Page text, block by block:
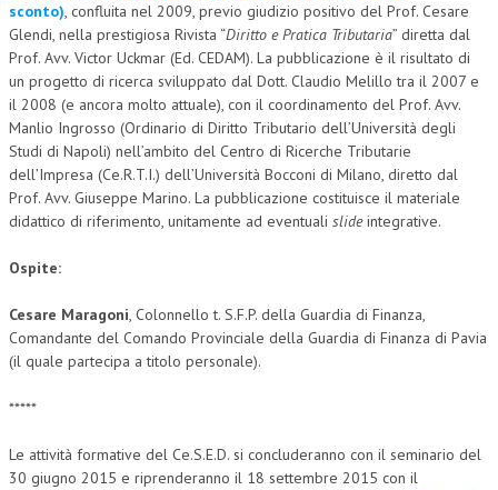
DIRITTO PENALE D’IMPRESA
DIRITTO DEL LAVORO
DIRITTO DELLE IMPRESE IN CRISI
CRIMINOLOGIA E CRIMINALISTICA
SICUREZZA SUL LAVORO
FISCALITÀ INTERNAZIONALE
CFC E PARADISI FISCALI
sconto), confluita nel 2009, previo giudizio positivo del Prof. Cesare
Glendi, nella prestigiosa Rivista “Diritto e Pratica Tributaria” diretta dal
Prof. Avv. Victor Uckmar (Ed. CEDAM). La pubblicazione è il risultato di
un progetto di ricerca sviluppato dal Dott. Claudio Melillo tra il 2007 e
il 2008 (e ancora molto attuale), con il coordinamento del Prof. Avv.
Manlio Ingrosso (Ordinario di Diritto Tributario dell’Università degli
Studi di Napoli) nell’ambito del Centro di Ricerche Tributarie
dell’Impresa (Ce.R.T.I.) dell’Università Bocconi di Milano, diretto dal
Prof. Avv. Giuseppe Marino. La pubblicazione costituisce il materiale
didattico di riferimento, unitamente ad eventuali slideintegrative.
Ospite:
Cesare Maragoni, Colonnello t. S.F.P. della Guardia di Finanza,
Comandante del Comando Provinciale della Guardia di Finanza di Pavia
(il quale partecipa a titolo personale).
*****
Le attività formative del Ce.S.E.D. si concluderanno con il seminario del
30 giugno 2015 e riprenderanno il 18 settembre 2015 con il